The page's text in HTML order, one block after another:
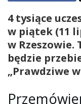
4 tysiące
w piątek (11
w
będzie
„Prawdziwe